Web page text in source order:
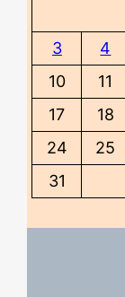
3
4
10
11
17
18
24
25
31